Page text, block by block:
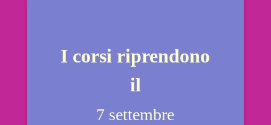
I corsi riprendono
il
7 settembre